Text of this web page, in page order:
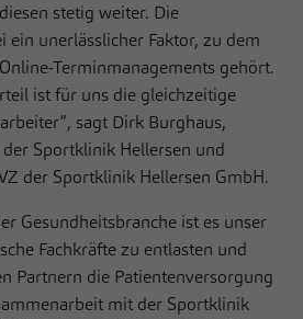
stetig weiter. Die
ein unerlässlicher Faktor, zu dem
Terminmanagements gehört.
ist für uns die gleichzeitige
sagt Dirk Burghaus,
Sportklinik Hellersen und
der Sportklinik Hellersen GmbH.
Gesundheitsbranche ist es unser
Fachkräfte zu entlasten und
Partnern die Patientenversorgung
mit der Sportklinik